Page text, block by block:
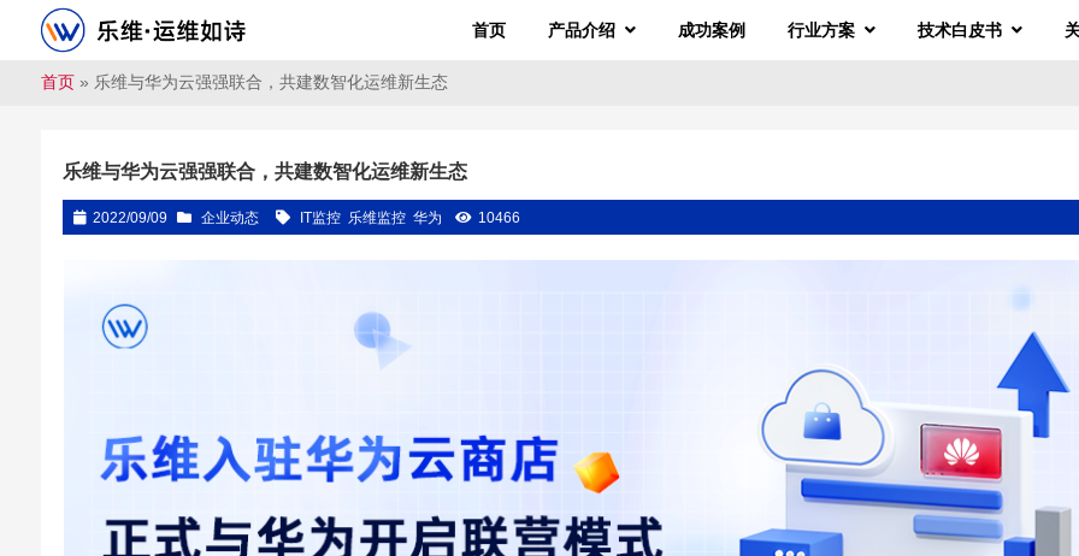
首页 产品介绍 成功案例 行业方案 技术白皮书
首页» 乐维与华为云强强联合，共建数智化运维新生态
乐维与华为云强强联合，共建数智化运维新生态
2022/09/09 企业动态 IT监控 乐维监控 华为 10466